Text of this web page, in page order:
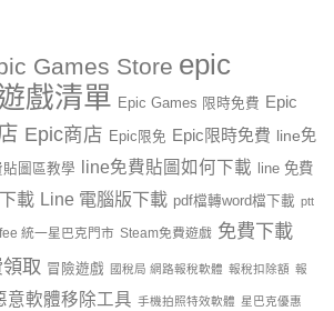
Games Store epic
戲清單 Epic Games 限時免費 Epic
Epic商店 Epic限免 Epic限時免費 line免
貼圖區教學 line免費貼圖如何下載
line 免費
載 Line 電腦版下載 pdf檔轉word檔下載 ptt
統一星巴克門市 Steam免費遊戲 免費下載
取 冒險遊戲 國稅局 網路報稅軟體 報稅扣除額 報
意軟體移除工具 手機拍照特效軟體 星巴克優惠